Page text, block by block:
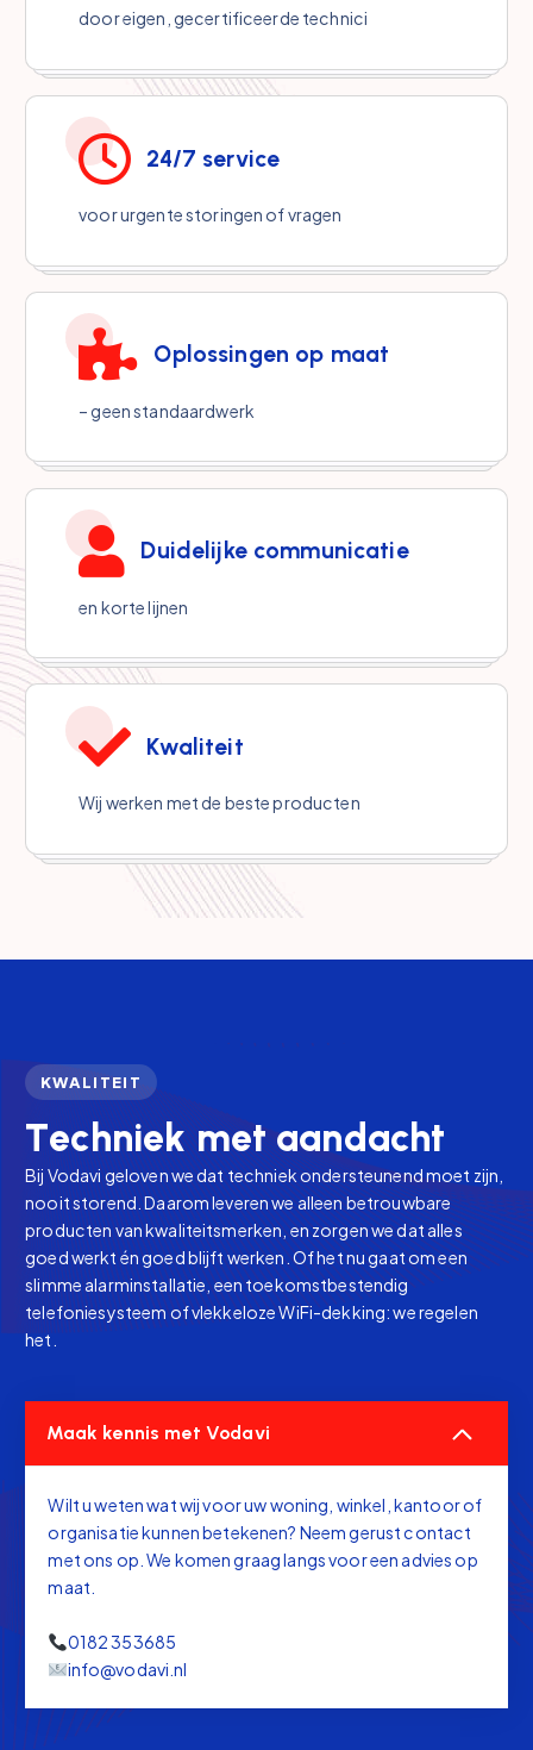
door eigen, gecertificeerde technici
24/7 service
voor urgente storingen of vragen
Oplossingen op maat
– geen standaardwerk
Duidelijke communicatie
en korte lijnen
Kwaliteit
Wij werken met de beste producten
KWALITEIT
Techniek met aandacht
Bij Vodavi geloven we dat techniek ondersteunend moet zijn,
nooit storend. Daarom leveren we alleen betrouwbare
producten van kwaliteitsmerken, en zorgen we dat alles
goed werkt én goed blijft werken. Of het nu gaat om een
slimme alarminstallatie, een toekomstbestendig
telefoniesysteem of vlekkeloze WiFi-dekking: we regelen
het.
Maak kennis met Vodavi
Wilt u weten wat wij voor uw woning, winkel, kantoor of
organisatie kunnen betekenen? Neem gerust contact
met ons op. We komen graag langs voor een advies op
maat.
0182 353685
info@vodavi.nl